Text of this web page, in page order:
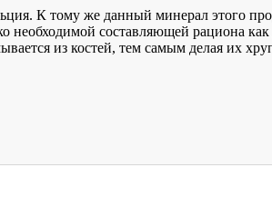
К тому же данный минерал этого
необходимой составляющей рациона как
из костей, тем самым делая их